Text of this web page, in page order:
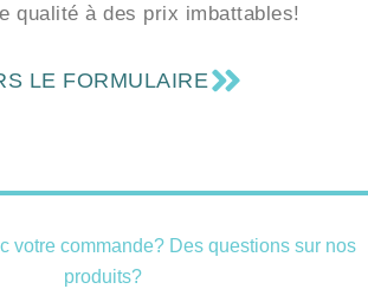
qualité à des prix imbattables!
LE FORMULAIRE
votre commande? Des questions sur nos
produits?